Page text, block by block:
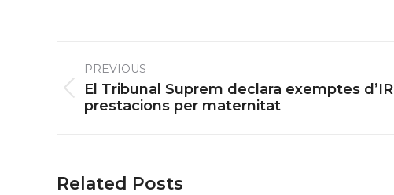
navigation
PREVIOUS
Previous
post:
El Tribunal Suprem declara exemptes
prestacions per maternitat
Related Posts